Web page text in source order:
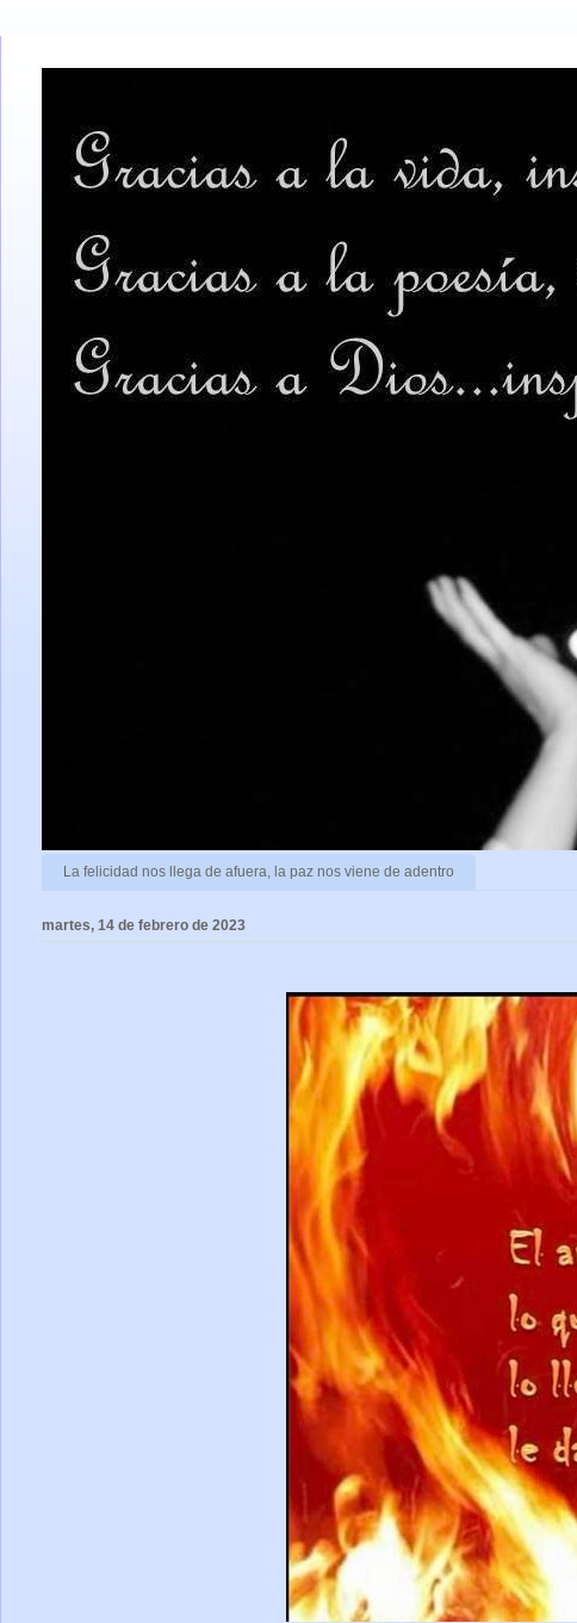
La felicidad nos llega de afuera, la paz nos viene de adentro
martes, 14 de febrero de 2023